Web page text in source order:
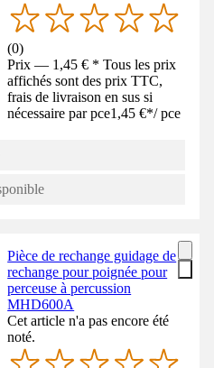
(0)
Prix — 1,45 € * Tous les prix
affichés sont des prix TTC,
frais de livraison en sus si
nécessaire par pce1,45 €*/ pce
Pièce de rechange guidage de
rechange pour poignée pour
perceuse à percussion
MHD600A
Cet article n'a pas encore été
noté.